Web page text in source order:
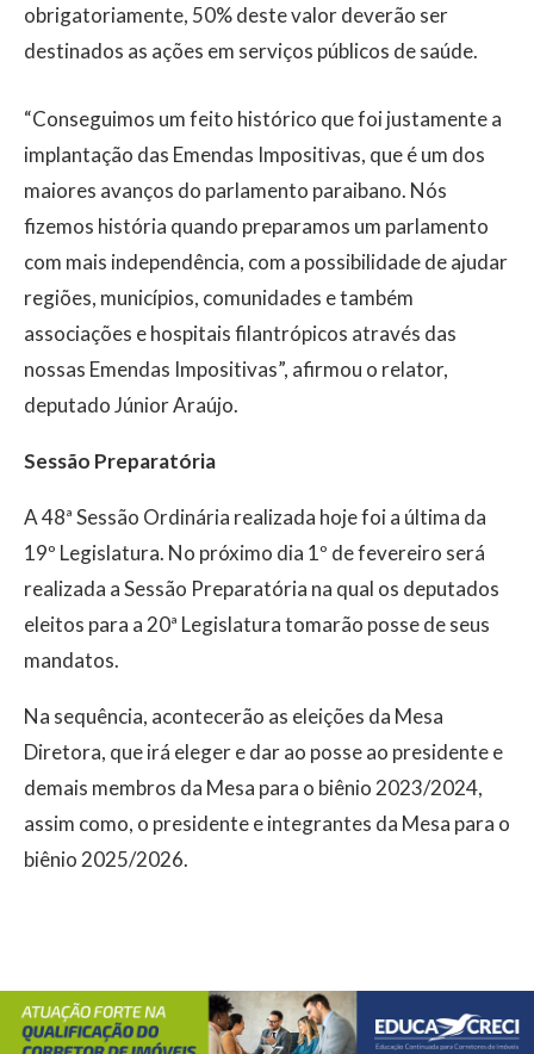
obrigatoriamente, 50% deste valor deverão ser
destinados as ações em serviços públicos de saúde.
“Conseguimos um feito histórico que foi justamente a
implantação das Emendas Impositivas, que é um dos
maiores avanços do parlamento paraibano. Nós
fizemos história quando preparamos um parlamento
com mais independência, com a possibilidade de ajudar
regiões, municípios, comunidades e também
associações e hospitais filantrópicos através das
nossas Emendas Impositivas”, afirmou o relator,
deputado Júnior Araújo.
Sessão Preparatória
A 48ª Sessão Ordinária realizada hoje foi a última da
19º Legislatura. No próximo dia 1º de fevereiro será
realizada a Sessão Preparatória na qual os deputados
eleitos para a 20ª Legislatura tomarão posse de seus
mandatos.
Na sequência, acontecerão as eleições da Mesa
Diretora, que irá eleger e dar ao posse ao presidente e
demais membros da Mesa para o biênio 2023/2024,
assim como, o presidente e integrantes da Mesa para o
biênio 2025/2026.